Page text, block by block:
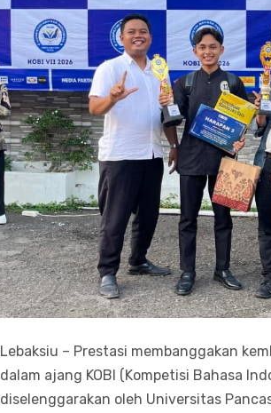
Lebaksiu – Prestasi membanggakan
dalam ajang KOBI (Kompetisi Bahasa
diselenggarakan oleh Universitas